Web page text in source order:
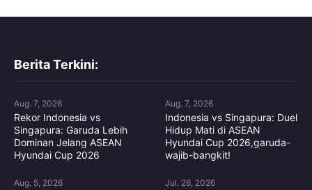
Berita Terkini:
Aug. 7, 2026
Rekor Indonesia vs
Singapura: Garuda Lebih
Dominan Jelang ASEAN
Hyundai Cup 2026
Aug. 7, 2026
Indonesia vs Singapura: Duel
Hidup Mati di ASEAN
Hyundai Cup 2026,garuda-
wajib-bangkit!
Aug. 5, 2026 Jul. 26, 2026